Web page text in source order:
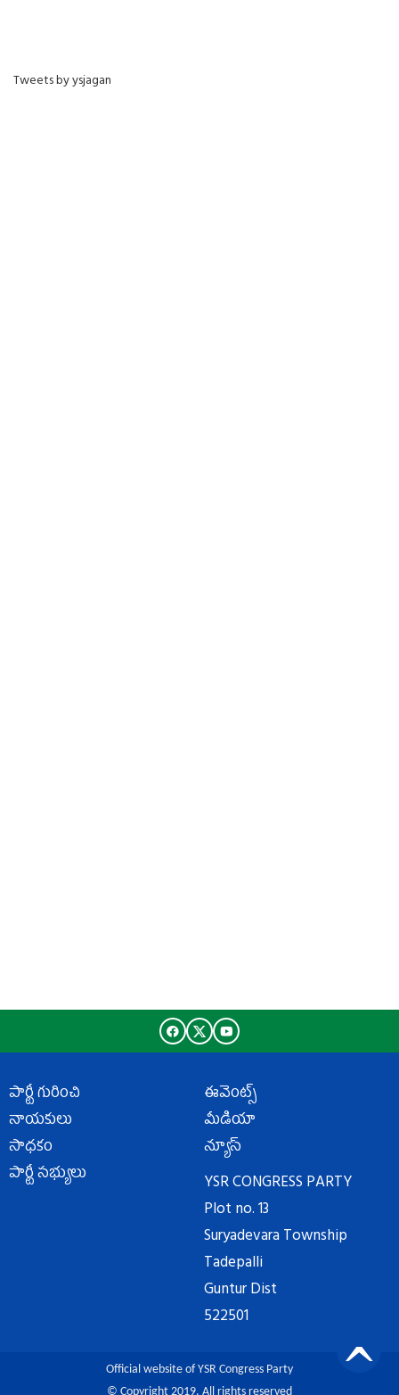
Tweets by ysjagan
పార్టీ గురించి
నాయకులు
సాధకం
పార్టీ సభ్యులు
ఈవెంట్స్
మీడియా
న్యూస్
YSR CONGRESS PARTY
Plot no. 13
Suryadevara Township
Tadepalli
Guntur Dist
522501
Official website of YSR Congress Party
© Copyright 2019. All rights reserved